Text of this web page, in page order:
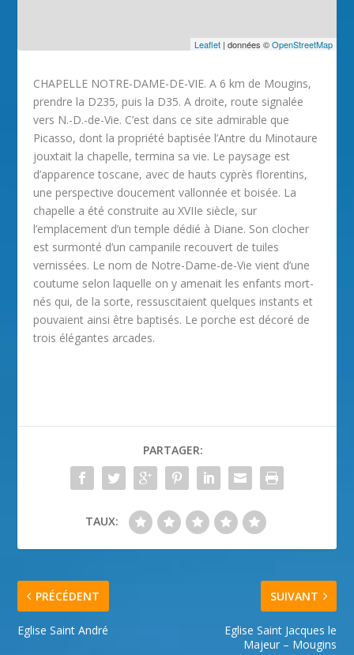
Leaflet| données ©OpenStreetMap
CHAPELLE NOTRE-DAME-DE-VIE. A 6 km de Mougins,
prendre la D235, puis la D35. A droite, route signalée
vers N.-D.-de-Vie. C’est dans ce site admirable que
Picasso, dont la propriété baptisée l’Antre du Minotaure
jouxtait la chapelle, termina sa vie. Le paysage est
d’apparence toscane, avec de hauts cyprès florentins,
une perspective doucement vallonnée et boisée. La
chapelle a été construite au XVIIe siècle, sur
l’emplacement d’un temple dédié à Diane. Son clocher
est surmonté d’un campanile recouvert de tuiles
vernissées. Le nom de Notre-Dame-de-Vie vient d’une
coutume selon laquelle on y amenait les enfants mort-
nés qui, de la sorte, ressuscitaient quelques instants et
pouvaient ainsi être baptisés. Le porche est décoré de
trois élégantes arcades.
PARTAGER:
TAUX:
PRÉCÉDENT
Eglise Saint André
SUIVANT
Eglise Saint Jacques le
Majeur – Mougins